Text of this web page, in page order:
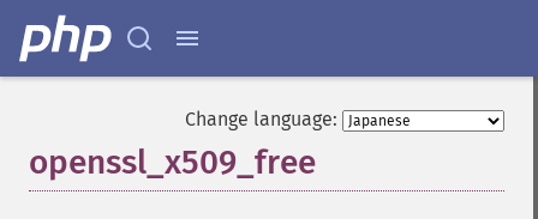
Change language:
openssl_x509_free